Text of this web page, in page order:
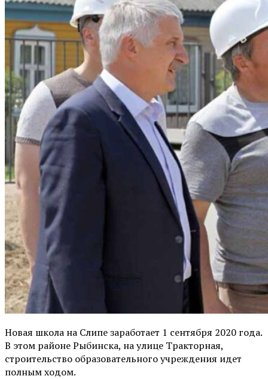
Новая школа на Слипе заработает 1 сентября 2020 года.
В этом районе Рыбинска, на улице Тракторная,
строительство образовательного учреждения идет
полным ходом.